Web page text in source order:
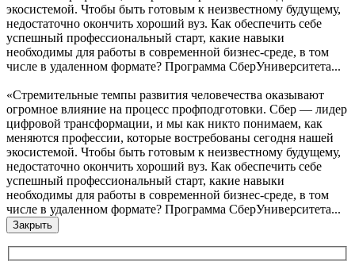
экосистемой. Чтобы быть готовым к неизвестному будущему,
недостаточно окончить хороший вуз. Как обеспечить себе
успешный профессиональный старт, какие навыки
необходимы для работы в современной бизнес-среде, в том
числе в удаленном формате? Программа СберУниверситета...
«Стремительные темпы развития человечества оказывают
огромное влияние на процесс профподготовки. Сбер — лидер
цифровой трансформации, и мы как никто понимаем, как
меняются профессии, которые востребованы сегодня нашей
экосистемой. Чтобы быть готовым к неизвестному будущему,
недостаточно окончить хороший вуз. Как обеспечить себе
успешный профессиональный старт, какие навыки
необходимы для работы в современной бизнес-среде, в том
числе в удаленном формате? Программа СберУниверситета...
Закрыть